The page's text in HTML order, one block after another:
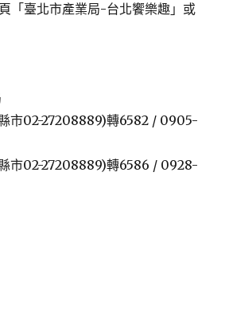
「臺北市產業局-台北饗樂趣」或
市02-27208889)轉6582 / 0905-
市02-27208889)轉6586 / 0928-